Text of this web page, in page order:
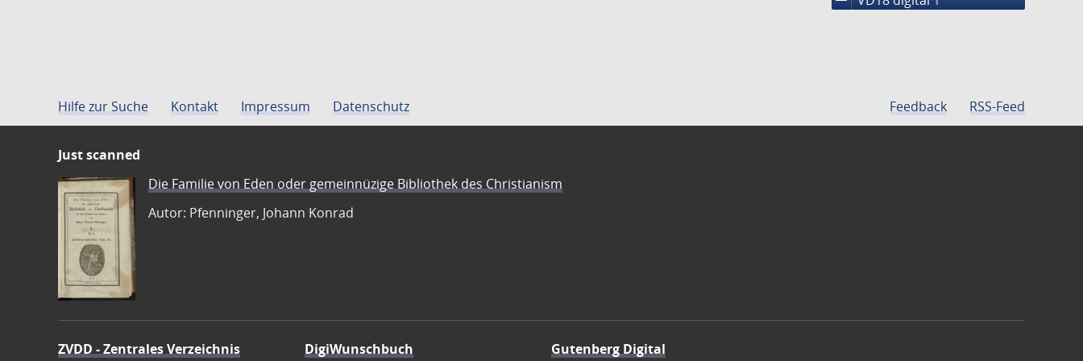
Hilfe zur Suche Kontakt Impressum Datenschutz Feedback RSS-Feed
Just scanned
Die Familie von Eden oder gemeinnüzige Bibliothek des Christianism
Autor: Pfenninger, Johann Konrad
ZVDD - Zentrales Verzeichnis
DigiWunschbuch Gutenberg Digital